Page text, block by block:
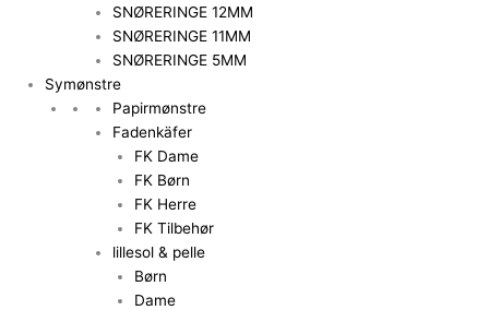
SNØRERINGE 12MM
SNØRERINGE 11MM
SNØRERINGE 5MM
Symønstre
Papirmønstre
Fadenkäfer
FK Dame
FK Børn
FK Herre
FK Tilbehør
lillesol & pelle
Børn
Dame